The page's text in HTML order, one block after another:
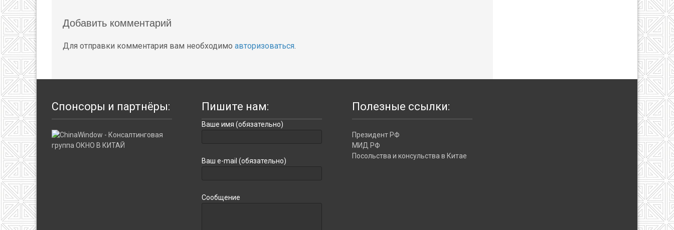
Добавить комментарий
Для отправки комментария вам необходимо авторизоваться.
Спонсоры и партнёры: Пишите нам:
Ваше имя (обязательно)
Ваш e-mail (обязательно)
Сообщение
Полезные ссылки:
Президент РФ
МИД РФ
Посольства и консульства в Китае